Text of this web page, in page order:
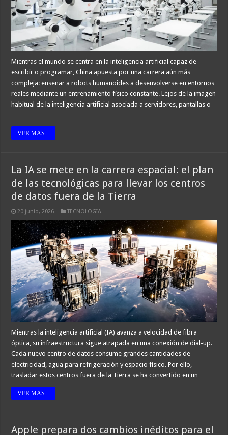
Mientras el mundo se centra en la inteligencia artificial capaz de
escribir o programar, China apuesta por una carrera aún más
compleja: enseñar a robots humanoides a desenvolverse en entornos
reales mediante un entrenamiento físico constante. Lejos de la imagen
habitual de la inteligencia artificial asociada a servidores, pantallas o
VER MAS...
La IA se mete en la carrera espacial: el plan
de las tecnológicas para llevar los centros
de datos fuera de la Tierra
20 junio, 2026 TECNOLOGIA
Mientras la inteligencia artificial (IA) avanza a velocidad de fibra
óptica, su infraestructura sigue atrapada en una conexión de dial-up.
Cada nuevo centro de datos consume grandes cantidades de
electricidad, agua para refrigeración y espacio físico. Por ello,
trasladar estos centros fuera de la Tierra se ha convertido en un …
VER MAS...
Apple prepara dos cambios inéditos para el